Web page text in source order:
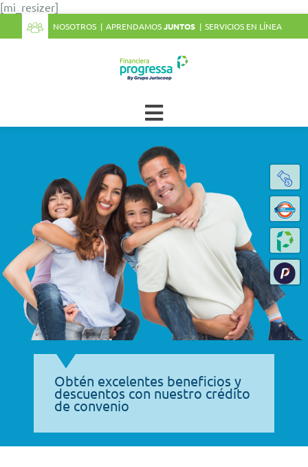
[mi_resizer]
NOSOTROS APRENDAMOSJUNTOS SERVICIOS EN LÍNEA
Obtén excelentes beneficios y
descuentos con nuestro crédito
de convenio